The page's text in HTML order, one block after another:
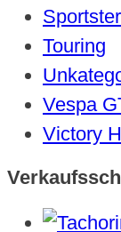
Touring
Vespa
Victory